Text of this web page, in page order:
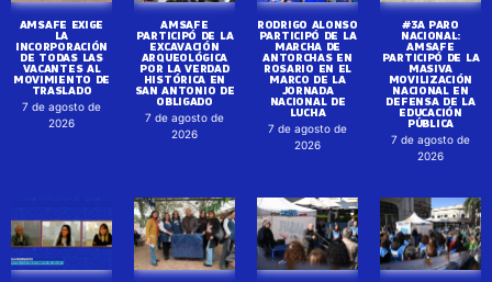
AMSAFE EXIGE
LA
INCORPORACIÓN
DE TODAS LAS
VACANTES AL
MOVIMIENTO DE
TRASLADO
7 de agosto de
2026
AMSAFE
PARTICIPÓ DE LA
EXCAVACIÓN
ARQUEOLÓGICA
POR LA VERDAD
HISTÓRICA EN
SAN ANTONIO DE
OBLIGADO
7 de agosto de
2026
RODRIGO ALONSO
PARTICIPÓ DE LA
MARCHA DE
ANTORCHAS EN
ROSARIO EN EL
MARCO DE LA
JORNADA
NACIONAL DE
LUCHA
7 de agosto de
2026
#3A PARO
NACIONAL:
AMSAFE
PARTICIPÓ DE LA
MASIVA
MOVILIZACIÓN
NACIONAL EN
DEFENSA DE LA
EDUCACIÓN
PÚBLICA
7 de agosto de
2026